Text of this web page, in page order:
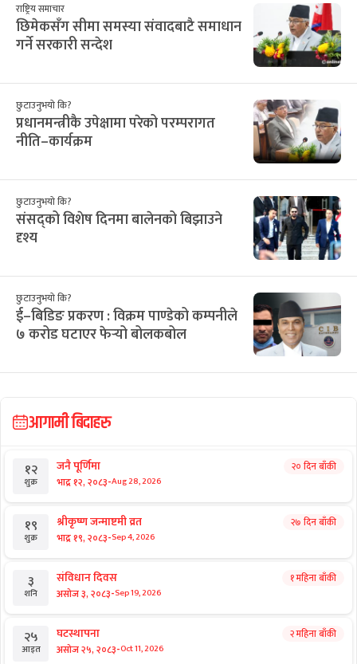
राष्ट्रिय समाचार
छिमेकसँग सीमा समस्या संवादबाटै समाधान
गर्ने सरकारी सन्देश
छुटाउनुभयो कि?
प्रधानमन्त्रीकै उपेक्षामा परेको परम्परागत
नीति–कार्यक्रम
छुटाउनुभयो कि?
संसद्को विशेष दिनमा बालेनको बिझाउने
दृश्य
छुटाउनुभयो कि?
ई–बिडिङ प्रकरण : विक्रम पाण्डेको कम्पनीले
७ करोड घटाएर फेर्‍यो बोलकबोल
आगामी बिदाहरु
१२
शुक्र
जनै पूर्णिमा
भाद्र १२, २०८३-Aug 28, 2026
२० दिन बाँकी
१९
शुक्र
श्रीकृष्ण जन्माष्टमी व्रत
भाद्र १९, २०८३-Sep 4, 2026
२७ दिन बाँकी
३
शनि
संविधान दिवस
असोज ३, २०८३-Sep 19, 2026
१ महिना बाँकी
२५
आइत
घटस्थापना
असोज २५, २०८३-Oct 11, 2026
२ महिना बाँकी